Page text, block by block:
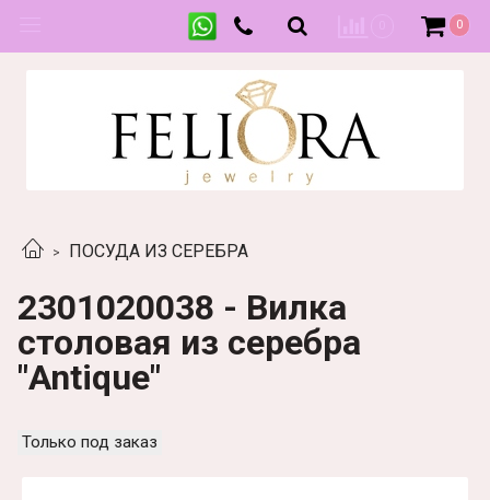
0
ПОСУДА ИЗ СЕРЕБРА
2301020038 - Вилка
столовая из серебра
"Antique"
Только под заказ